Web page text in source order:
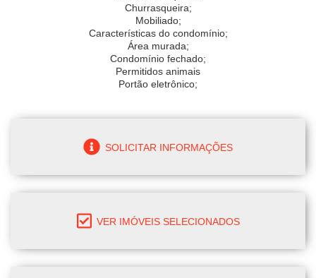
Churrasqueira;
Mobiliado;
Características do condomínio;
Área murada;
Condomínio fechado;
Permitidos animais
Portão eletrônico;
SOLICITAR INFORMAÇÕES
VER IMÓVEIS SELECIONADOS